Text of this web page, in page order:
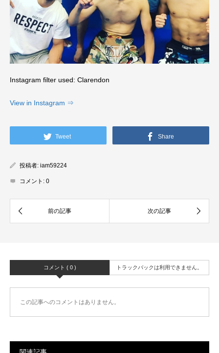
Instagram filter used: Clarendon
View in Instagram ⇒
Tweet Share
投稿者: iam59224
コメント: 0
コメント ( 0 ) トラックバックは利用できません。
この記事へのコメントはありません。